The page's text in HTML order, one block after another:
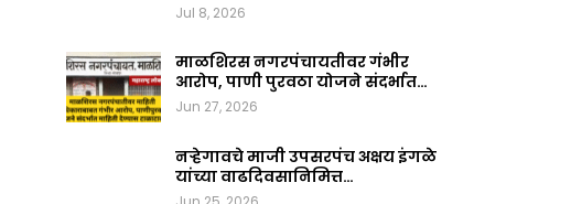
Jul 8, 2026
माळशिरस नगरपंचायतीवर गंभीर
आरोप, पाणी पुरवठा योजने संदर्भात…
Jun 27, 2026
नऱ्हेगावचे माजी उपसरपंच अक्षय इंगळे
यांच्या वाढदिवसानिमित्त…